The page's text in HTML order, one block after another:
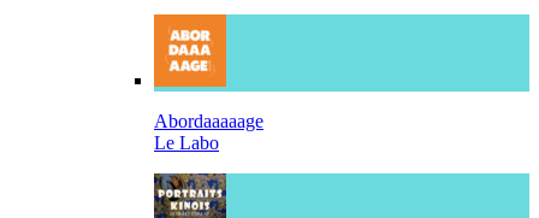
Abordaaaaage
Le Labo